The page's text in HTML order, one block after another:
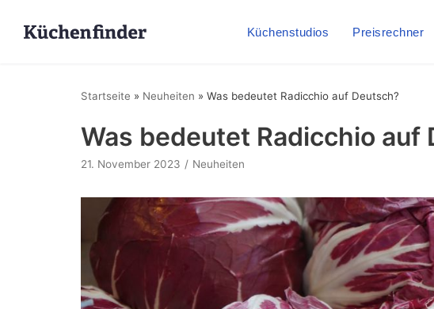
Küchenstudios Preisrechner
Startseite » Neuheiten » Was bedeutet Radicchio auf Deutsch?
Was bedeutet Radicchio auf
21. November 2023 Neuheiten